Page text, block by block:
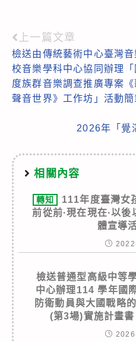
Read
more
articles
上一篇文章
檢送由傳統藝術中心臺灣
校音樂學科中心協同辦理
度族群音樂調查推廣專案
聲音世界》工作坊」活動
2026年「覺
相關內容
轉知
111年度臺灣女
前從前·現在現在·以
體宣導
檢送普通型高級中等
中心辦理114 學年國
防衛動員與大國戰略
(第3場)實施計畫書